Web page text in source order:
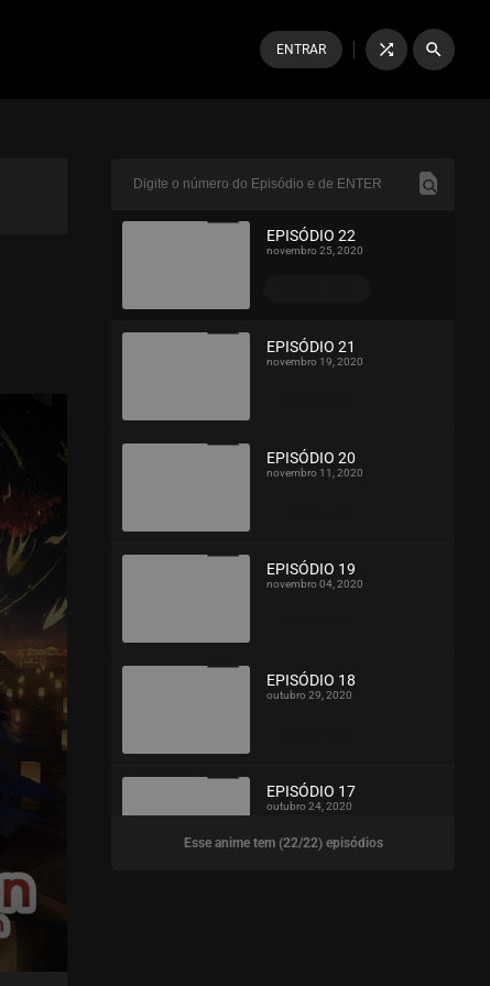
ENTRAR shuffle search
EPISÓDIO 22
novembro 25, 2020
EPISÓDIO 21
novembro 19, 2020
EPISÓDIO 20
novembro 11, 2020
EPISÓDIO 19
novembro 04, 2020
EPISÓDIO 18
outubro 29, 2020
ASSISTIDO
EPISÓDIO 17
outubro 24, 2020
Esse anime tem (22/22) episódios